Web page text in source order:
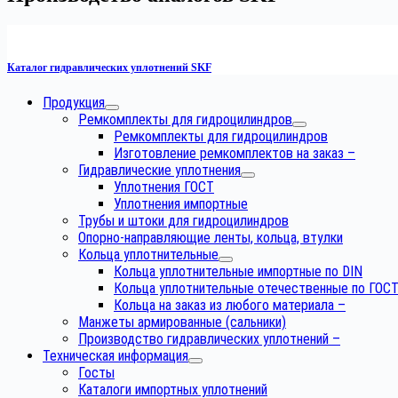
Каталог гидравлических уплотнений SKF
Продукция
Ремкомплекты для гидроцилиндров
Ремкомплекты для гидроцилиндров
Изготовление ремкомплектов на заказ –
Гидравлические уплотнения
Уплотнения ГОСТ
Уплотнения импортные
Трубы и штоки для гидроцилиндров
Опорно-направляющие ленты, кольца, втулки
Кольца уплотнительные
Кольца уплотнительные импортные по DIN
Кольца уплотнительные отечественные по ГОСТ
Кольца на заказ из любого материала –
Манжеты армированные (сальники)
Производство гидравлических уплотнений –
Техническая информация
Госты
Каталоги импортных уплотнений